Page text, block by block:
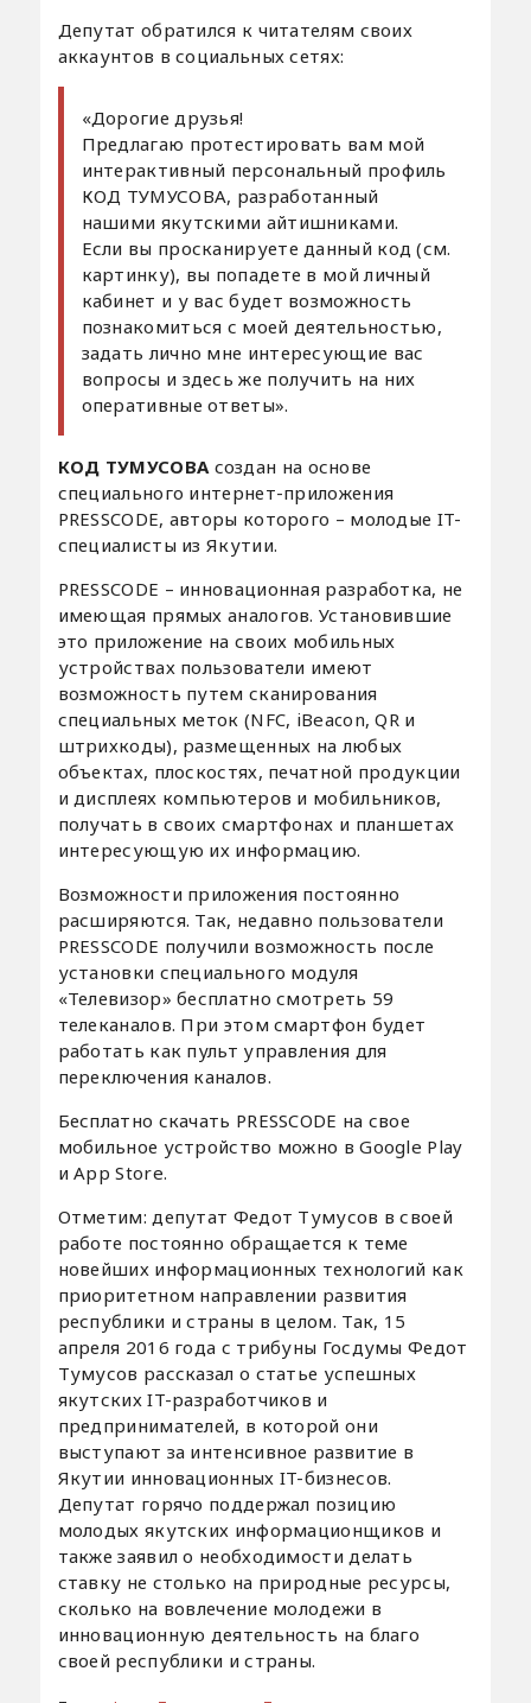
Депутат обратился к читателям своих
аккаунтов в социальных сетях:
«Дорогие друзья!
Предлагаю протестировать вам мой
интерактивный персональный профиль
КОД ТУМУСОВА, разработанный
нашими якутскими айтишниками.
Если вы просканируете данный код (см.
картинку), вы попадете в мой личный
кабинет и у вас будет возможность
познакомиться с моей деятельностью,
задать лично мне интересующие вас
вопросы и здесь же получить на них
оперативные ответы».
КОД ТУМУСОВАсоздан на основе
специального интернет-приложения
PRESSCODE, авторы которого – молодые IT-
специалисты из Якутии.
PRESSCODE – инновационная разработка, не
имеющая прямых аналогов. Установившие
это приложение на своих мобильных
устройствах пользователи имеют
возможность путем сканирования
специальных меток (NFC, iBeacon, QR и
штрихкоды), размещенных на любых
объектах, плоскостях, печатной продукции
и дисплеях компьютеров и мобильников,
получать в своих смартфонах и планшетах
интересующую их информацию.
Возможности приложения постоянно
расширяются. Так, недавно пользователи
PRESSCODE получили возможность после
установки специального модуля
«Телевизор» бесплатно смотреть 59
телеканалов. При этом смартфон будет
работать как пульт управления для
переключения каналов.
Бесплатно скачать PRESSCODE на свое
мобильное устройство можно в Google Play
и App Store.
Отметим: депутат Федот Тумусов в своей
работе постоянно обращается к теме
новейших информационных технологий как
приоритетном направлении развития
республики и страны в целом. Так, 15
апреля 2016 года с трибуны Госдумы Федот
Тумусов рассказал о статье успешных
якутских IT-разработчиков и
предпринимателей, в которой они
выступают за интенсивное развитие в
Якутии инновационных IT-бизнесов.
Депутат горячо поддержал позицию
молодых якутских информационщиков и
также заявил о необходимости делать
ставку не столько на природные ресурсы,
сколько на вовлечение молодежи в
инновационную деятельность на благо
своей республики и страны.